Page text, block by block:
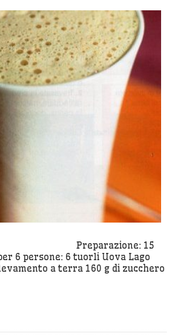
Al
Gusto
Di
Caffè
Preparazione: 15
6 persone: 6 tuorli Uova Lago
a terra 160 g di zucchero